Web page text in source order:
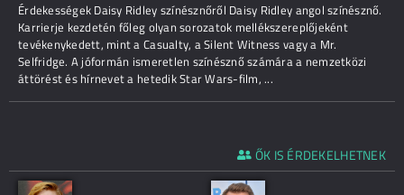
Érdekességek Daisy Ridley színésznőről Daisy Ridley angol színésznő.
Karrierje kezdetén főleg olyan sorozatok mellékszereplőjeként
tevékenykedett, mint a Casualty, a Silent Witness vagy a Mr.
Selfridge. A jóformán ismeretlen színésznő számára a nemzetközi
áttörést és hírnevet a hetedik Star Wars-film, ...
ŐK IS ÉRDEKELHETNEK